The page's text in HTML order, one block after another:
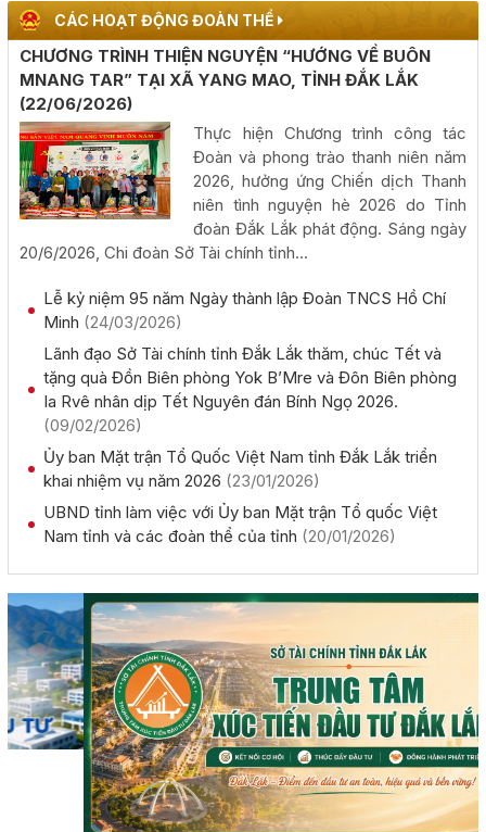
hội Sầu riêng năm 2026
(06/08/2026, 00:00)
Tập huấn diễn tập khu vực phòng thủ kết hợp phòng
thủ dân sự tỉnh Đắk Lắk
(05/08/2026, 00:00)
Thực hiện quyết liệt các nhiệm vụ phát triển kinh tế - xã
(05/08/2026, 00:00)
Phấn đấu khai thác đồng bộ toàn tuyến cao tốc Khánh
Hòa - Buôn Ma Thuột trong năm 2026
(05/08/2026, 00:00)
Công khai kết quả giải ngân vốn đầu tư công đến hết
tháng 7 năm 2026
(04/08/2026, 00:00)
Chủ tịch UBND tỉnh Đỗ Hữu Huy: Quyết liệt đẩy nhanh
Rà soát công tác chuẩn bị diễn tập khu vực phòng thủ
kết hợp diễn tập phòng thủ dân sự tỉnh năm 2026
(02/08/2026, 00:00)
Khai mạc Hội nghị Ngoại giao lần thứ 33
(02/08/2026, 00:00)
CÁC HOẠT ĐỘNG ĐOÀN THỂ
CHƯƠNG TRÌNH THIỆN NGUYỆN “HƯỚNG VỀ BUÔN
MNANG TAR” TẠI XÃ YANG MAO, TỈNH ĐẮK LẮK
(22/06/2026)
Thực hiện Chương trình công tác
Đoàn và phong trào thanh niên năm
2026, hưởng ứng Chiến dịch Thanh
niên tình nguyện hè 2026 do Tỉnh
đoàn Đắk Lắk phát động. Sáng ngày
20/6/2026, Chi đoàn Sở Tài chính tỉnh...
Lễ kỷ niệm 95 năm Ngày thành lập Đoàn TNCS Hồ Chí
Minh (24/03/2026)
Lãnh đạo Sở Tài chính tỉnh Đắk Lắk thăm, chúc Tết và
tặng quà Đồn Biên phòng Yok B’Mre và Đôn Biên phòng
Ia Rvê nhân dịp Tết Nguyên đán Bính Ngọ 2026.
(09/02/2026)
Ủy ban Mặt trận Tổ Quốc Việt Nam tỉnh Đắk Lắk triển
khai nhiệm vụ năm 2026 (23/01/2026)
UBND tỉnh làm việc với Ủy ban Mặt trận Tổ quốc Việt
Nam tỉnh và các đoàn thể của tỉnh (20/01/2026)